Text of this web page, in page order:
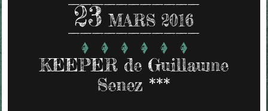
23 MARS 2016
KEEPER de Guillaume
Senez ***